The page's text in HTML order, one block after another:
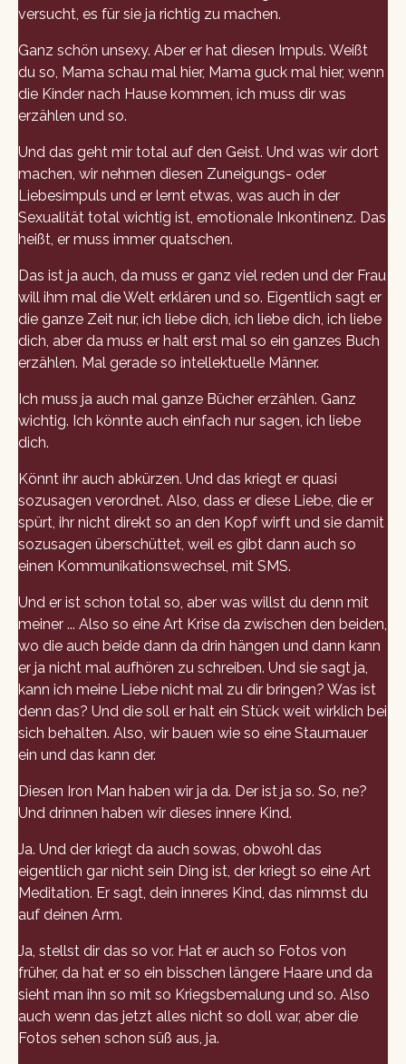
versucht, es für sie ja richtig zu machen.
Ganz schön unsexy. Aber er hat diesen Impuls. Weißt
du so, Mama schau mal hier, Mama guck mal hier, wenn
die Kinder nach Hause kommen, ich muss dir was
erzählen und so.
Und das geht mir total auf den Geist. Und was wir dort
machen, wir nehmen diesen Zuneigungs- oder
Liebesimpuls und er lernt etwas, was auch in der
Sexualität total wichtig ist, emotionale Inkontinenz. Das
heißt, er muss immer quatschen.
Das ist ja auch, da muss er ganz viel reden und der Frau
will ihm mal die Welt erklären und so. Eigentlich sagt er
die ganze Zeit nur, ich liebe dich, ich liebe dich, ich liebe
dich, aber da muss er halt erst mal so ein ganzes Buch
erzählen. Mal gerade so intellektuelle Männer.
Ich muss ja auch mal ganze Bücher erzählen. Ganz
wichtig. Ich könnte auch einfach nur sagen, ich liebe
dich.
Könnt ihr auch abkürzen. Und das kriegt er quasi
sozusagen verordnet. Also, dass er diese Liebe, die er
spürt, ihr nicht direkt so an den Kopf wirft und sie damit
sozusagen überschüttet, weil es gibt dann auch so
einen Kommunikationswechsel, mit SMS.
Und er ist schon total so, aber was willst du denn mit
meiner ... Also so eine Art Krise da zwischen den beiden,
wo die auch beide dann da drin hängen und dann kann
er ja nicht mal aufhören zu schreiben. Und sie sagt ja,
kann ich meine Liebe nicht mal zu dir bringen? Was ist
denn das? Und die soll er halt ein Stück weit wirklich bei
sich behalten. Also, wir bauen wie so eine Staumauer
ein und das kann der.
Diesen Iron Man haben wir ja da. Der ist ja so. So, ne?
Und drinnen haben wir dieses innere Kind.
Ja. Und der kriegt da auch sowas, obwohl das
eigentlich gar nicht sein Ding ist, der kriegt so eine Art
Meditation. Er sagt, dein inneres Kind, das nimmst du
auf deinen Arm.
Ja, stellst dir das so vor. Hat er auch so Fotos von
früher, da hat er so ein bisschen längere Haare und da
sieht man ihn so mit so Kriegsbemalung und so. Also
auch wenn das jetzt alles nicht so doll war, aber die
Fotos sehen schon süß aus, ja.